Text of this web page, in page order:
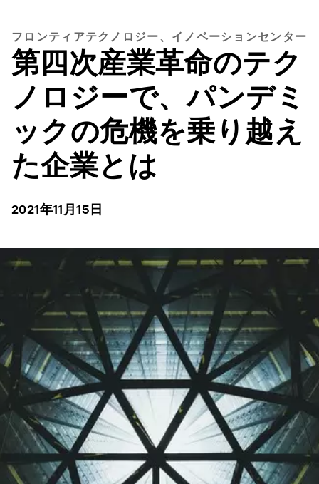
フロンティアテクノロジー、イノベーションセンター
第四次産業革命のテク
ノロジーで、パンデミ
ックの危機を乗り越え
た企業とは
2021年11月15日